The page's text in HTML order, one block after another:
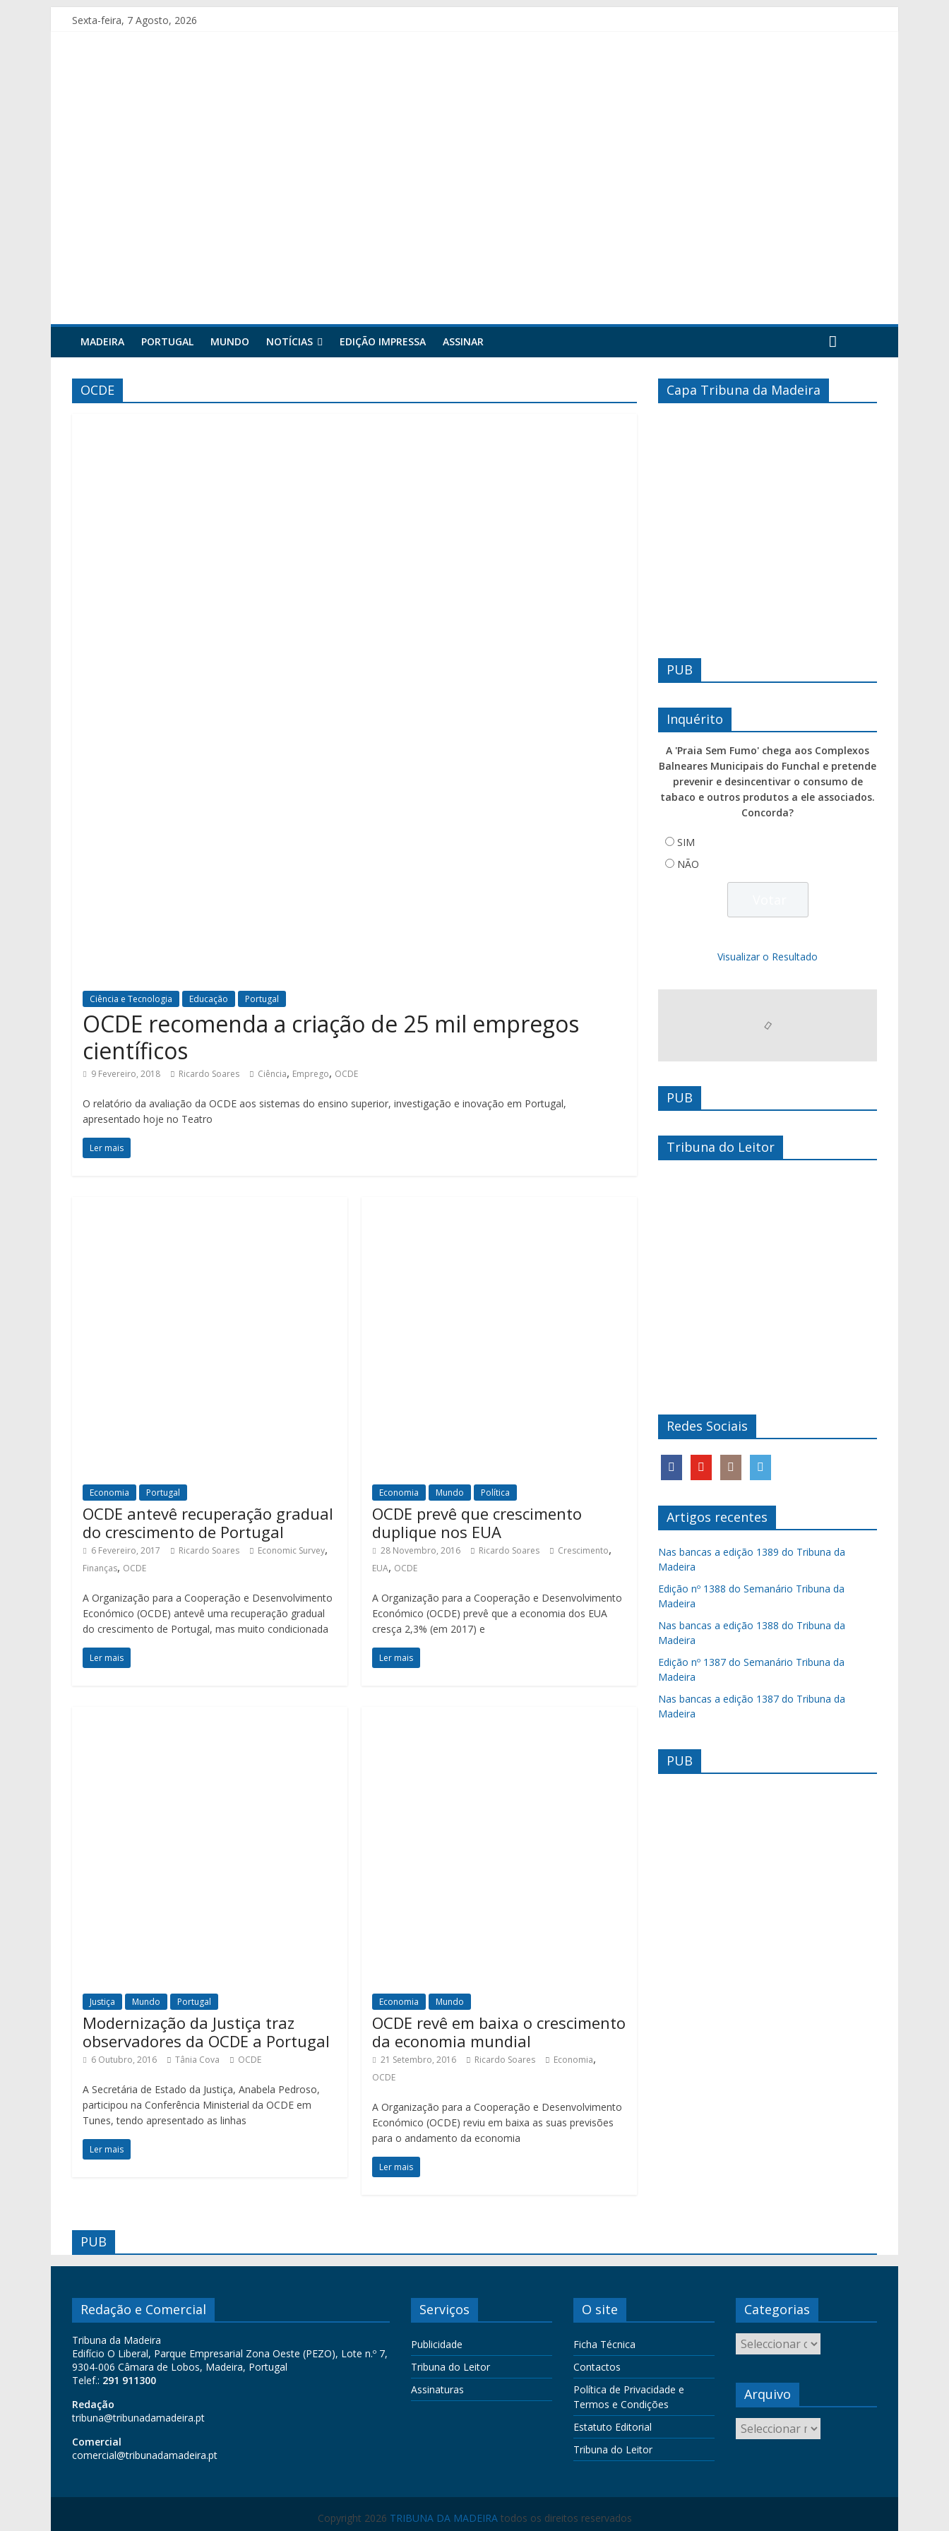
Sexta-feira, 7 Agosto, 2026
MADEIRA PORTUGAL MUNDO NOTÍCIAS EDIÇÃO IMPRESSA ASSINAR
OCDE
Ciência e Tecnologia Educação Portugal
OCDE recomenda a criação de 25 mil empregos
científicos
9 Fevereiro, 2018 Ricardo Soares Ciência, Emprego, OCDE
O relatório da avaliação da OCDE aos sistemas do ensino superior, investigação e inovação em Portugal,
apresentado hoje no Teatro
Ler mais
Economia Portugal
OCDE antevê recuperação gradual
do crescimento de Portugal
6 Fevereiro, 2017 Ricardo Soares Economic Survey,
Finanças, OCDE
A Organização para a Cooperação e Desenvolvimento
Económico (OCDE) antevê uma recuperação gradual
do crescimento de Portugal, mas muito condicionada
Ler mais
Economia Mundo Política
OCDE prevê que crescimento
duplique nos EUA
28 Novembro, 2016 Ricardo Soares Crescimento,
EUA, OCDE
A Organização para a Cooperação e Desenvolvimento
Económico (OCDE) prevê que a economia dos EUA
cresça 2,3% (em 2017) e
Ler mais
Justiça Mundo Portugal
Modernização da Justiça traz
observadores da OCDE a Portugal
6 Outubro, 2016 Tânia Cova OCDE
A Secretária de Estado da Justiça, Anabela Pedroso,
participou na Conferência Ministerial da OCDE em
Tunes, tendo apresentado as linhas
Ler mais
Economia Mundo
OCDE revê em baixa o crescimento
da economia mundial
21 Setembro, 2016 Ricardo Soares Economia,
OCDE
A Organização para a Cooperação e Desenvolvimento
Económico (OCDE) reviu em baixa as suas previsões
para o andamento da economia
Ler mais
Capa Tribuna da Madeira
PUB
Inquérito
A 'Praia Sem Fumo' chega aos Complexos
Balneares Municipais do Funchal e pretende
prevenir e desincentivar o consumo de
tabaco e outros produtos a ele associados.
Concorda?
SIM
NÃO
Visualizar o Resultado
PUB
Tribuna do Leitor
Redes Sociais
Artigos recentes
Nas bancas a edição 1389 do Tribuna da
Madeira
Edição nº 1388 do Semanário Tribuna da
Madeira
Nas bancas a edição 1388 do Tribuna da
Madeira
Edição nº 1387 do Semanário Tribuna da
Madeira
Nas bancas a edição 1387 do Tribuna da
Madeira
PUB
PUB
Redação e Comercial
Tribuna da Madeira
Edifício O Liberal, Parque Empresarial Zona Oeste (PEZO), Lote n.º 7,
9304-006 Câmara de Lobos, Madeira, Portugal
Telef.: 291 911300
Redação
tribuna@tribunadamadeira.pt
Comercial
comercial@tribunadamadeira.pt
Serviços
Publicidade
Tribuna do Leitor
Assinaturas
O site
Ficha Técnica
Contactos
Política de Privacidade e
Termos e Condições
Estatuto Editorial
Tribuna do Leitor
Categorias
Arquivo
Copyright 2026 TRIBUNA DA MADEIRAtodos os direitos reservados